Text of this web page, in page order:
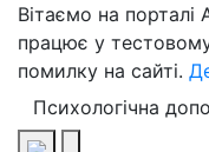
Вітаємо на порталі
працює у
помилку на сайті.
Психологічна